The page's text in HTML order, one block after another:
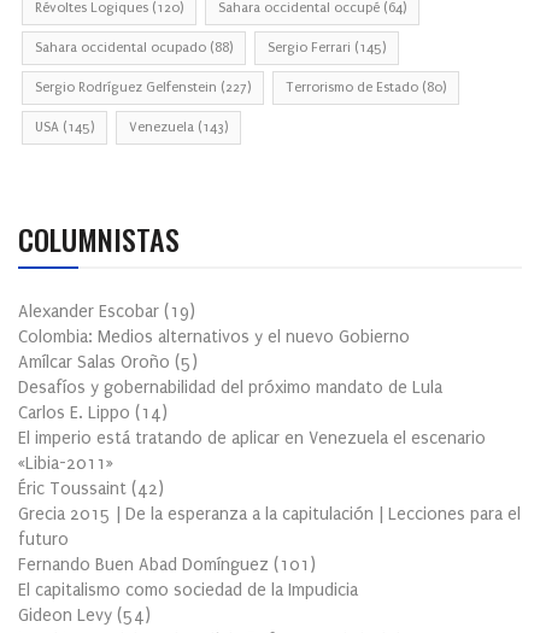
Révoltes Logiques (120) Sahara occidental occupé (64)
Sahara occidental ocupado (88) Sergio Ferrari (145)
Sergio Rodríguez Gelfenstein (227) Terrorismo de Estado (80)
USA (145) Venezuela (143)
COLUMNISTAS
Alexander Escobar (19)
Colombia: Medios alternativos y el nuevo Gobierno
Amílcar Salas Oroño (5)
Desafíos y gobernabilidad del próximo mandato de Lula
Carlos E. Lippo (14)
El imperio está tratando de aplicar en Venezuela el escenario
«Libia-2011»
Éric Toussaint (42)
Grecia 2015 | De la esperanza a la capitulación | Lecciones para el
futuro
Fernando Buen Abad Domínguez (101 )
El capitalismo como sociedad de la Impudicia
Gideon Levy (54)